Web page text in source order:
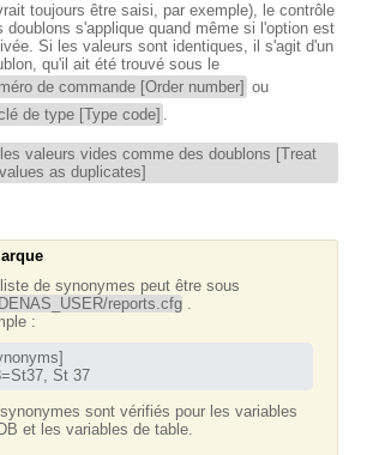
toujours être saisi, par exemple), le contrôle
doublons s'applique quand même si l'option est
Si les valeurs sont identiques, il s'agit d'un
qu'il ait été trouvé sous le
de commande [Order number] ou
de type [Type code] .
valeurs vides comme des doublons [Treat
as duplicates]
de synonymes peut être sous
reports.cfg .
:
St 37
sont vérifiés pour les variables
et les variables de table.